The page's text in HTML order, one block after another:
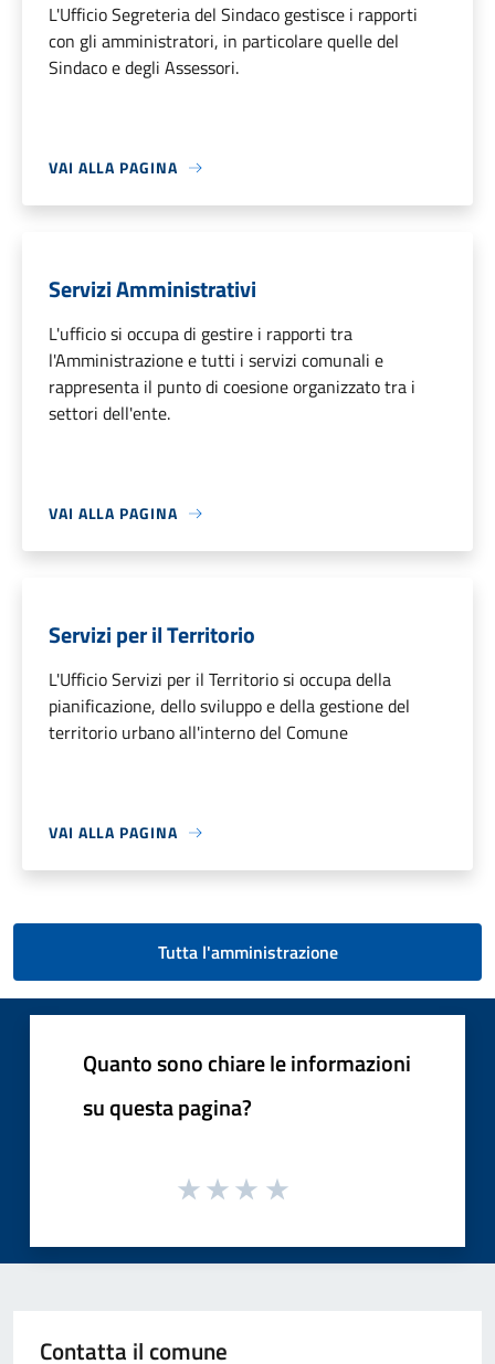
L'Ufficio Segreteria del Sindaco gestisce i rapporti
con gli amministratori, in particolare quelle del
Sindaco e degli Assessori.
VAI ALLA PAGINA
Servizi Amministrativi
L'ufficio si occupa di gestire i rapporti tra
l'Amministrazione e tutti i servizi comunali e
rappresenta il punto di coesione organizzato tra i
settori dell'ente.
VAI ALLA PAGINA
Servizi per il Territorio
L'Ufficio Servizi per il Territorio si occupa della
pianificazione, dello sviluppo e della gestione del
territorio urbano all'interno del Comune
VAI ALLA PAGINA
Tutta l'amministrazione
Quanto sono chiare le informazioni
su questa pagina?
Contatta il comune